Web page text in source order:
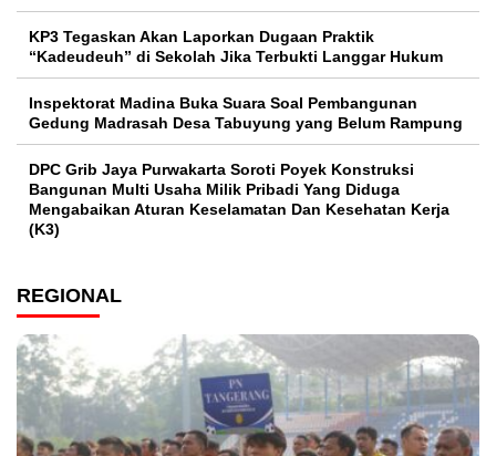
KP3 Tegaskan Akan Laporkan Dugaan Praktik
“Kadeudeuh” di Sekolah Jika Terbukti Langgar Hukum
Inspektorat Madina Buka Suara Soal Pembangunan
Gedung Madrasah Desa Tabuyung yang Belum Rampung
DPC Grib Jaya Purwakarta Soroti Poyek Konstruksi
Bangunan Multi Usaha Milik Pribadi Yang Diduga
Mengabaikan Aturan Keselamatan Dan Kesehatan Kerja
(K3)
REGIONAL